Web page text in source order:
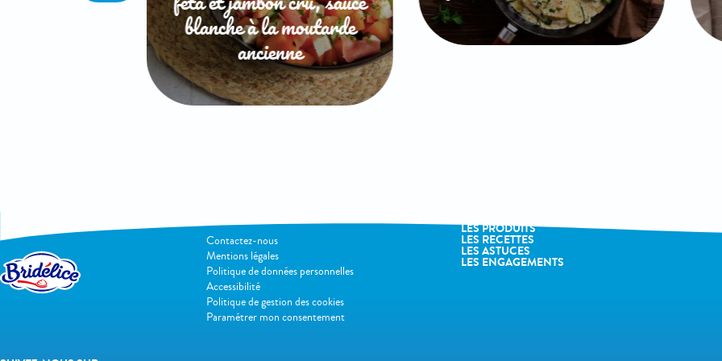
feta et jambon cru, sauce
blanche à la moutarde
ancienne
Contactez-nous
Mentions légales
Politique de données personnelles
Accessibilité
Politique de gestion des cookies
Paramétrer mon consentement
LES PRODUITS
LES RECETTES
LES ASTUCES
LES ENGAGEMENTS